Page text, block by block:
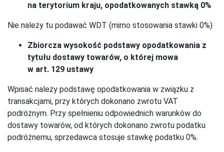
na terytorium kraju, opodatkowanych stawką 0%
Nie należy tu podawać WDT (mimo stosowania stawki 0%)
Zbiorcza wysokość podstawy opodatkowania z
tytułu dostawy towarów, o której mowa
w art. 129 ustawy
Wpisać należy podstawę opodatkowania w związku z
transakcjami, przy których dokonano zwrotu VAT
podróżnym. Przy spełnieniu odpowiednich warunków do
dostawy towarów, od których dokonano zwrotu podatku
podróżnemu, sprzedawca stosuje stawkę podatku 0%.